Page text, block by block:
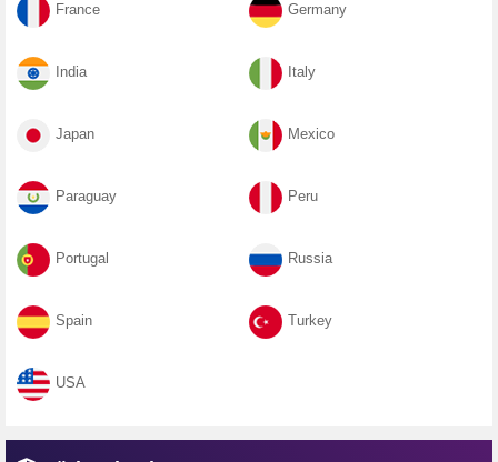
France Germany
India Italy
Japan Mexico
Paraguay Peru
Portugal Russia
Spain Turkey
USA